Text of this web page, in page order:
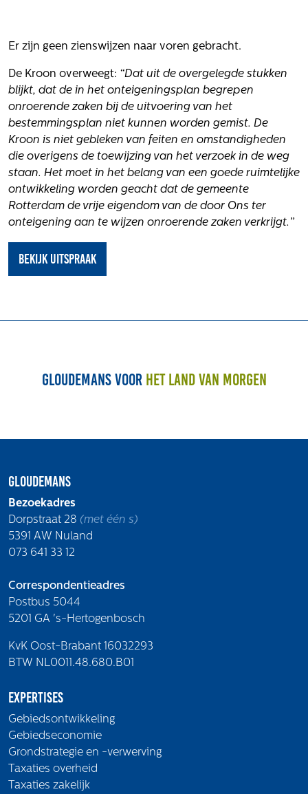
Uitspraken
Werken bij
Vacatures
Contact
Klachten
Privacyverklaring
Proclaimer
Volg ons
Er zijn geen zienswijzen naar voren gebracht.
De Kroon overweegt: “Dat uit de overgelegde stukken
blijkt, dat de in het onteigeningsplan begrepen
onroerende zaken bij de uitvoering van het
bestemmingsplan niet kunnen worden gemist. De
Kroon is niet gebleken van feiten en omstandigheden
die overigens de toewijzing van het verzoek in de weg
staan. Het moet in het belang van een goede ruimtelijke
ontwikkeling worden geacht dat de gemeente
Rotterdam de vrije eigendom van de door Ons ter
onteigening aan te wijzen onroerende zaken verkrijgt.”
Bekijk uitspraak
Gloudemans voor het land van morgen
Gloudemans
Bezoekadres
Dorpstraat 28 (met één s)
5391 AW Nuland
073 641 33 12
Correspondentieadres
Postbus 5044
5201 GA 's-Hertogenbosch
KvK Oost-Brabant 16032293
BTW NL0011.48.680.B01
Expertises
Gebiedsontwikkeling
Gebiedseconomie
Grondstrategie en -verwerving
Taxaties overheid
Taxaties zakelijk